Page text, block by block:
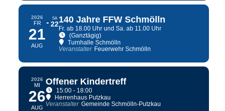
2026
FR
21
AUG
SA
22140 Jahre FFW Schmölln
Fr. ab 18.00 Uhr und Sa. ab 11.00 Uhr
(Ganztägig)
Turnhalle Schmölln
Veranstalter Feuerwehr Schmölln
2026
MI
26
AUG
Offener Kindertreff
15:00 - 18:00
Herrenhaus Putzkau
Veranstalter Gemeinde Schmölln-Putzkau